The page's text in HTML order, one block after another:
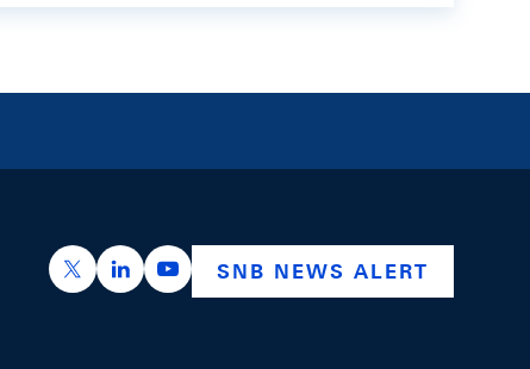
https://x.com/snb_bns
https://ch.linkedin.com/company/swiss-
https://www.youtube.com/
SNB NEWS ALERT